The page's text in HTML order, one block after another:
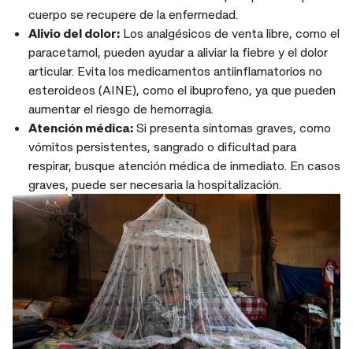
cuerpo se recupere de la enfermedad.
Alivio del dolor: Los analgésicos de venta libre, como el
paracetamol, pueden ayudar a aliviar la fiebre y el dolor
articular. Evita los medicamentos antiinflamatorios no
esteroideos (AINE), como el ibuprofeno, ya que pueden
aumentar el riesgo de hemorragia.
Atención médica: Si presenta síntomas graves, como
vómitos persistentes, sangrado o dificultad para
respirar, busque atención médica de inmediato. En casos
graves, puede ser necesaria la hospitalización.